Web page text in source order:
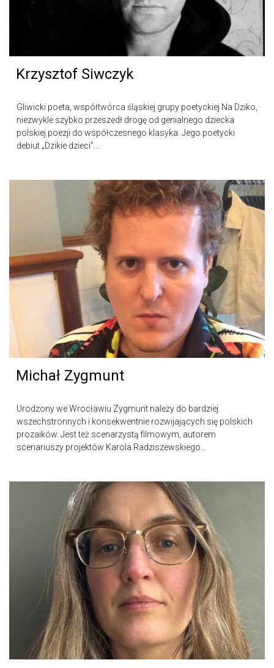
Krzysztof Siwczyk
Gliwicki poeta, współtwórca śląskiej grupy poetyckiej Na Dziko,
niezwykle szybko przeszedł drogę od genialnego dziecka
polskiej poezji do współczesnego klasyka. Jego poetycki
debiut „Dzikie dzieci”...
Michał Zygmunt
Urodzony we Wrocławiu Zygmunt należy do bardziej
wszechstronnych i konsekwentnie rozwijających się polskich
prozaików. Jest też scenarzystą filmowym, autorem
scenariuszy projektów Karola Radziszewskiego...